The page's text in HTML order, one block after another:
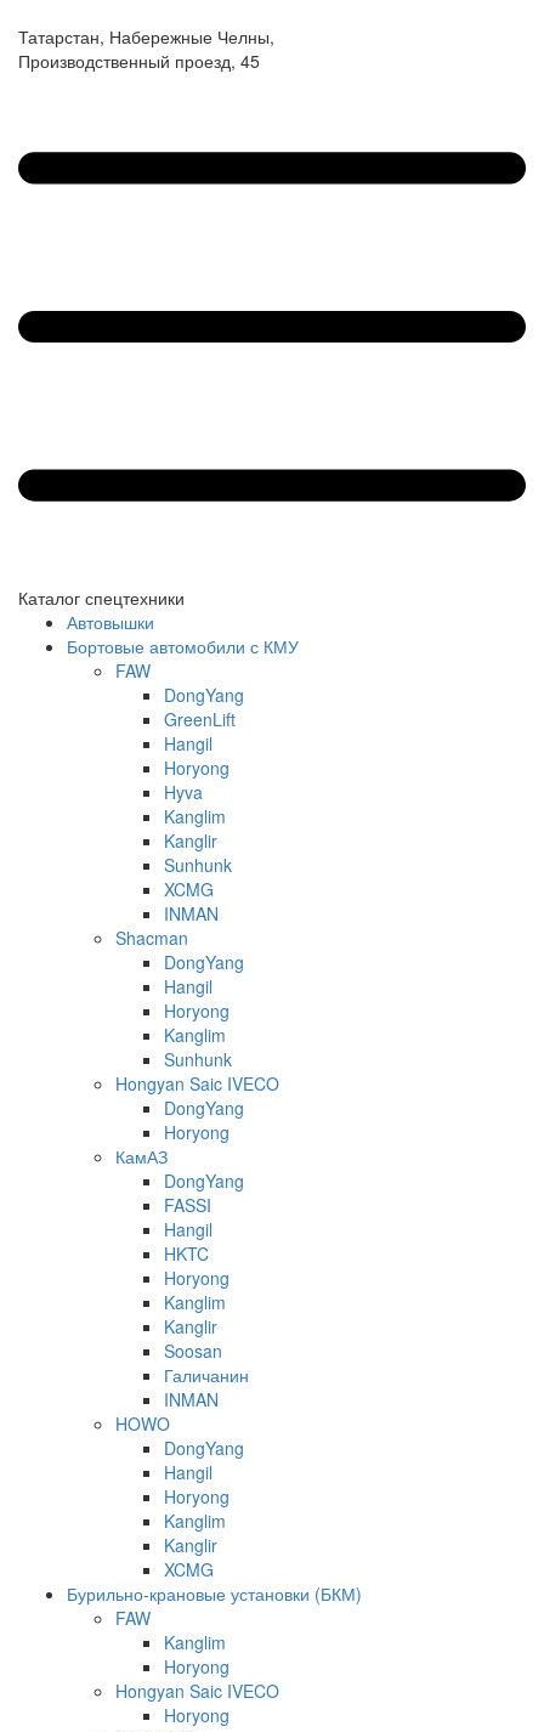
Татарстан, Набережные Челны,
Производственный проезд, 45
Каталог спецтехники
Автовышки
Бортовые автомобили с КМУ
FAW
DongYang
GreenLift
Hangil
Horyong
Hyva
Kanglim
Kanglir
Sunhunk
XCMG
INMAN
Shacman
DongYang
Hangil
Horyong
Kanglim
Sunhunk
Hongyan Saic IVECO
DongYang
Horyong
КамАЗ
DongYang
FASSI
Hangil
HKTC
Horyong
Kanglim
Kanglir
Soosan
Галичанин
INMAN
HOWO
DongYang
Hangil
Horyong
Kanglim
Kanglir
XCMG
Бурильно-крановые установки (БКМ)
FAW
Kanglim
Horyong
Hongyan Saic IVECO
Horyong